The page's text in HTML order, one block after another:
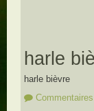
harle
harle bièvre
Commentaires